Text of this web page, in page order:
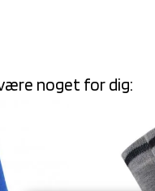
noget for dig: